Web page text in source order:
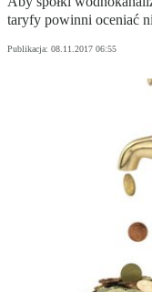
taryfy powinni oceniać
Publikacja: 08.11.2017 06:55